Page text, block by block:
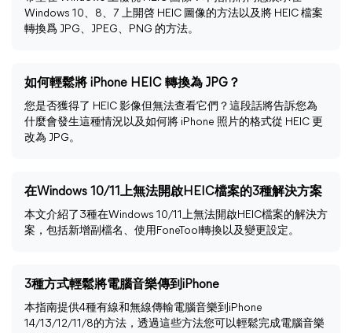
Windows 10、8、7 上開啓 HEIC 圖像的方法以及將 HEIC 檔案
轉換爲 JPG、JPEG、PNG 的方法。
如何輕鬆將 iPhone HEIC 轉換為 JPG？
您是否獲得了 HEIC 影像但無法查看它們？這段話將告訴您為
什麼會發生這種情況以及如何將 iPhone 照片的格式從 HEIC 更
改為 JPG。
在Windows 10/11上無法開啟HEIC檔案的3種解決方案
本文介紹了3種在Windows 10/11上無法開啟HEIC檔案的解決方
案，包括新增副檔名、使用FoneTool轉換以及變更設定。
3種方式輕鬆將電腦音樂傳到iPhone
本指南提供4種有線和無線傳輸電腦音樂到iPhone
14/13/12/11/8的方法，透過這些方法您可以輕鬆完成電腦音樂